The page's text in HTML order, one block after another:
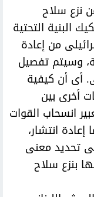
نزع سلاح
البنية التحتية
من إعادة
وسيتم تفصيل
أى أن كيفية
أخرى بين
انسحاب القوات
إعادة انتشار،
تحديد معنى
بنزع سلاح